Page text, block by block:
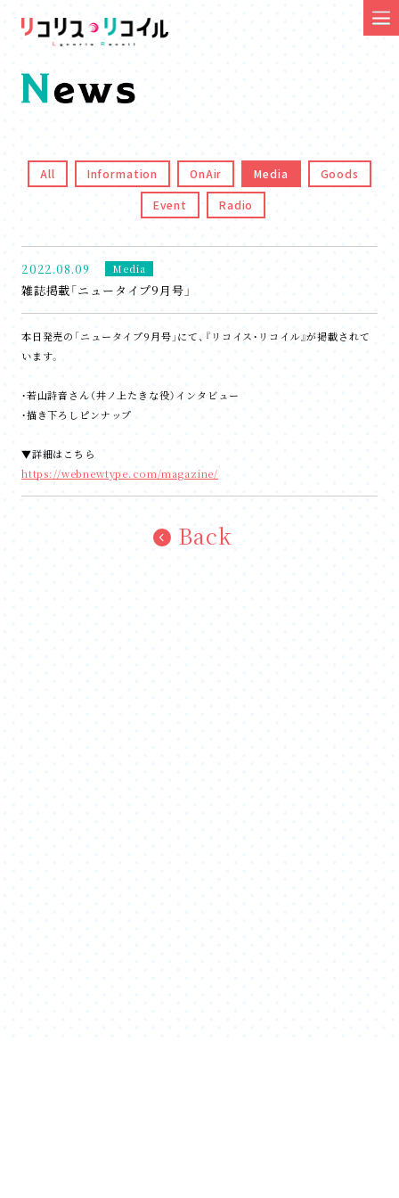
All Information OnAir Media Goods
Event Radio
2022.08.09 Media
雑誌掲載「ニュータイプ9月号」
本日発売の「ニュータイプ9月号」にて、『リコイス・リコイル』が掲載されて
います。
・若山詩音さん（井ノ上たきな役）インタビュー
・描き下ろしピンナップ
▼詳細はこちら
https://webnewtype.com/magazine/
Back